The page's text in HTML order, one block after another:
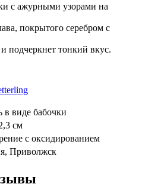
с ажурными узорами на
покрытого серебром с
подчеркнет тонкий вкус.
в виде бабочки
см
с оксидированием
Приволжск